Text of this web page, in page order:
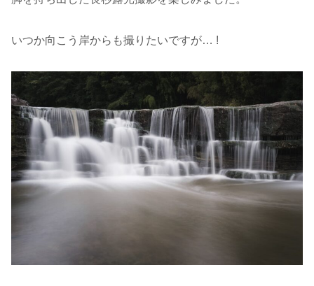
いつか向こう岸からも撮りたいですが… !